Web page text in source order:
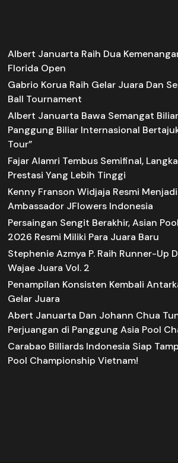
Albert Januarta Raih Dua
Florida Open
Gabrio Korua Raih Gelar Juara Dan
Ball Tournament
Albert Januarta Bawa Semangat
Panggung Biliar Internasional
Tour”
Fajar Alamri Tembus Semifinal,
Prestasi Yang Lebih Tinggi
Kenny Franson Widjaja Resmi
Ambassador JFlowers Indonesia
Persaingan Sengit Berakhir, Asian
2026 Resmi Miliki Para Juara Baru
Stephenie Azmya P. Raih Runner-Up
Wajae Juara Vol. 2
Penampilan Konsisten Kembali
Gelar Juara
Abert Januarta Dan Johann Chua
Perjuangan di Panggung Asia Pool
Carabao Billiards Indonesia Siap
Pool Championship Vietnam!